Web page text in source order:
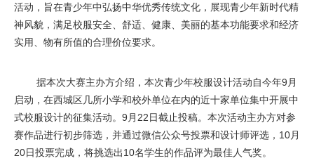
活动，旨在青少年中弘扬中华优秀传统文化，展现青少年新时代精
神风貌，满足校服安全、舒适、健康、美丽的基本功能要求和经济
实用、物有所值的合理价位要求。
据本次大赛主办方介绍，本次青少年校服设计活动自今年9月
启动，在西城区几所小学和校外单位在内的近十家单位集中开展中
式校服设计的征集活动。9月22日截止投稿。本次活动主办方对参
赛作品进行初步筛选，并通过微信公众号投票和设计师评选，10月
20日投票完成，将挑选出10名学生的作品评为最佳人气奖。